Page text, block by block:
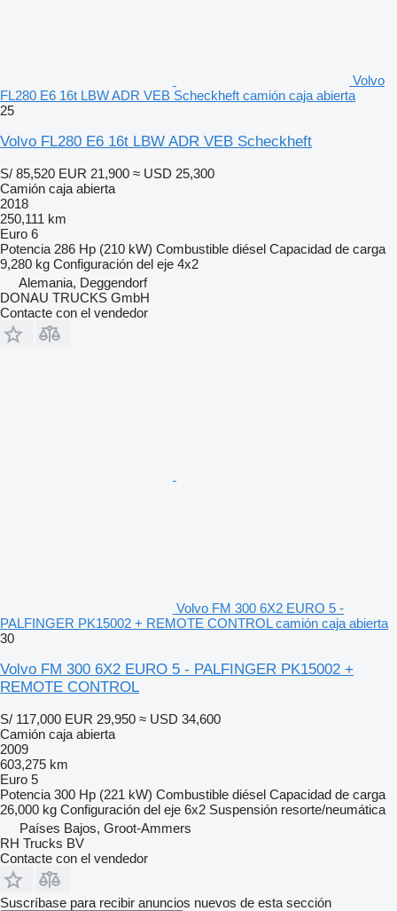
Volvo
FL280 E6 16t LBW ADR VEB Scheckheft camión caja abierta
25
Volvo FL280 E6 16t LBW ADR VEB Scheckheft
S/ 85,520 EUR 21,900 ≈ USD 25,300
Camión caja abierta
2018
250,111 km
Euro 6
Potencia 286 Hp (210 kW) Combustible diésel Capacidad de carga
9,280 kg Configuración del eje 4x2
Alemania, Deggendorf
DONAU TRUCKS GmbH
Contacte con el vendedor
Volvo FM 300 6X2 EURO 5 -
PALFINGER PK15002 + REMOTE CONTROL camión caja abierta
30
Volvo FM 300 6X2 EURO 5 - PALFINGER PK15002 +
REMOTE CONTROL
S/ 117,000 EUR 29,950 ≈ USD 34,600
Camión caja abierta
2009
603,275 km
Euro 5
Potencia 300 Hp (221 kW) Combustible diésel Capacidad de carga
26,000 kg Configuración del eje 6x2 Suspensión resorte/neumática
Países Bajos, Groot-Ammers
RH Trucks BV
Contacte con el vendedor
Suscríbase para recibir anuncios nuevos de esta sección